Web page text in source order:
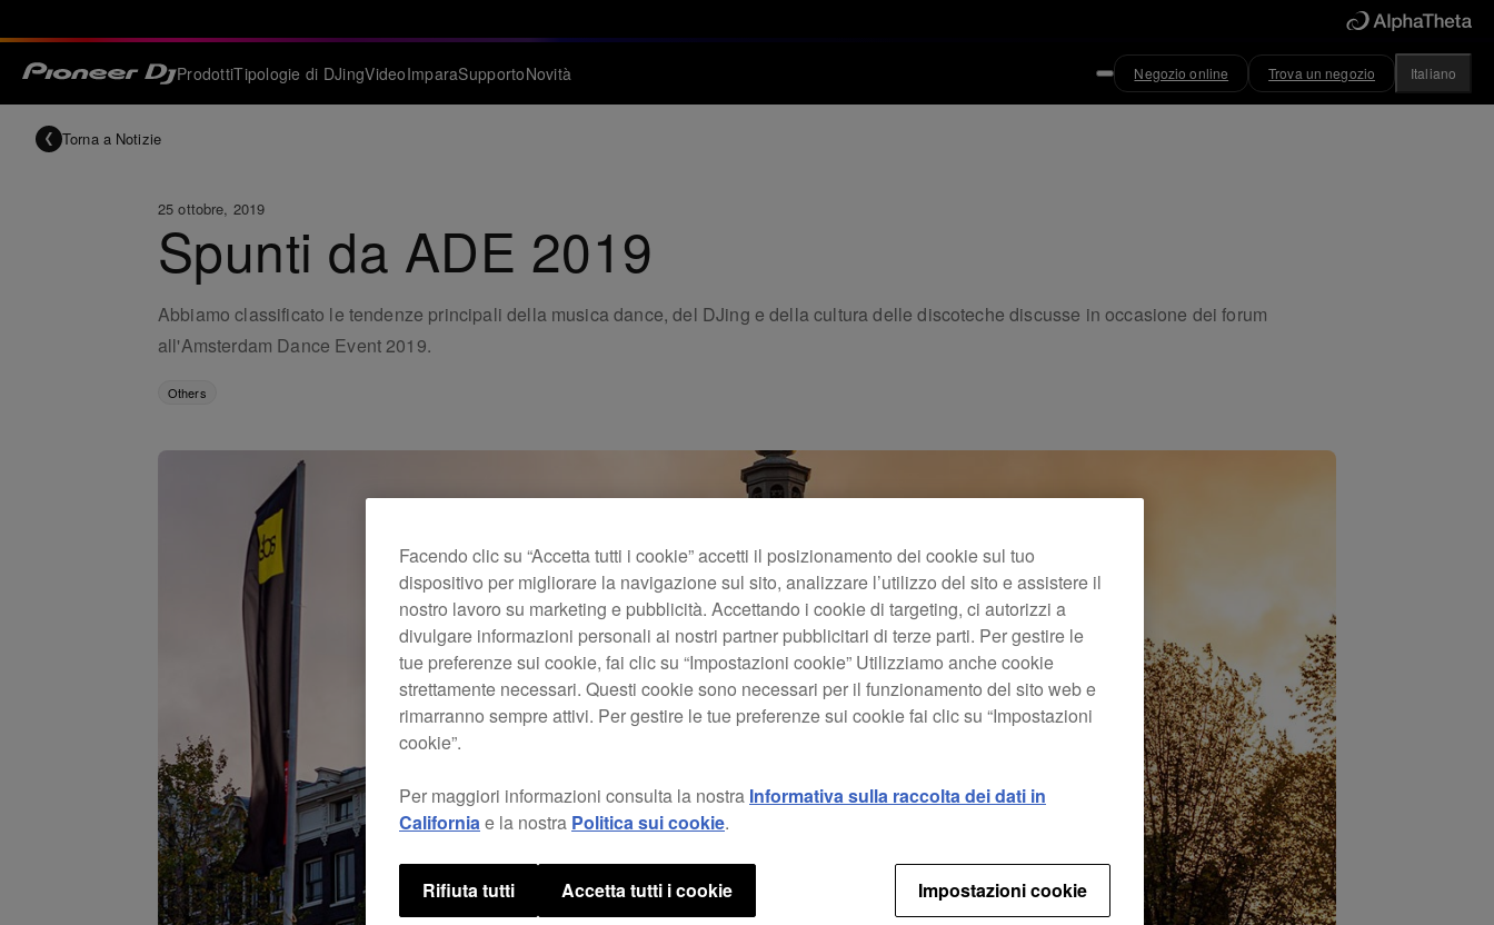
ProdottiTipologie di DJingVideoImparaSupportoNovità Negozio online Trova un negozio Italiano
Torna a Notizie
25 ottobre, 2019
Spunti da ADE 2019
Abbiamo classificato le tendenze principali della musica dance, del DJing e della cultura delle discoteche discusse in occasione dei forum
all'Amsterdam Dance Event 2019.
Others
Facendo clic su “Accetta tutti i cookie” accetti il posizionamento dei cookie sul tuo
dispositivo per migliorare la navigazione sul sito, analizzare l’utilizzo del sito e assistere il
nostro lavoro su marketing e pubblicità. Accettando i cookie di targeting, ci autorizzi a
divulgare informazioni personali ai nostri partner pubblicitari di terze parti. Per gestire le
tue preferenze sui cookie, fai clic su “Impostazioni cookie” Utilizziamo anche cookie
strettamente necessari. Questi cookie sono necessari per il funzionamento del sito web e
rimarranno sempre attivi. Per gestire le tue preferenze sui cookie fai clic su “Impostazioni
cookie”.
Per maggiori informazioni consulta la nostra Informativa sulla raccolta dei dati in
Californiae la nostra Politica sui cookie.
Impostazioni cookie
Rifiuta tutti Accetta tutti i cookie